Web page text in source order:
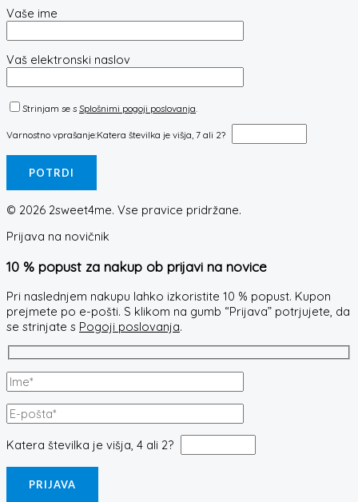
Vaše ime
Vaš elektronski naslov
Strinjam se s Splošnimi pogoji poslovanja.
Varnostno vprašanje:Katera številka je višja, 7 ali 2?
© 2026 2sweet4me. Vse pravice pridržane.
Prijava na novičnik
10 % popust za nakup ob prijavi na novice
Pri naslednjem nakupu lahko izkoristite 10 % popust. Kupon
prejmete po e-pošti. S klikom na gumb “Prijava” potrjujete, da
se strinjate s Pogoji poslovanja.
Katera številka je višja, 4 ali 2?